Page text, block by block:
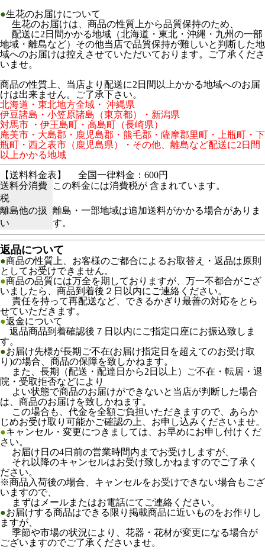
●生花のお届けについて
生花のお届けは、商品の性質上から品質保持のため、
配送に2日間かかる地域（北海道・東北・沖縄・九州の一部
地域・離島など）その他当店で品質保持が難しいと判断した地
域へのお届けは控えさせていただいております。ご了承くださ
いませ。
商品の性質上、当店より配送に2日間以上かかる地域へのお届
けは出来ません。ご了承下さい。
北海道・東北地方全域・ 沖縄県
伊豆諸島・小笠原諸島（東京都）・新潟県
対馬市 ・伊王島町・高島町（長崎県）
庵美市・大島郡・鹿児島郡・熊毛郡・薩摩郡里町・上瓶町・下
瓶町・西之表市（鹿児島県）・その他、離島など配送に2日間
以上かかる地域
【送料料金表】
全国一律料金：600円
送料分消費
税
この料金には消費税が 含まれています。
離島他の扱
い
離島・一部地域は追加送料がかかる場合がありま
す。
返品について
●商品の性質上、お客様のご都合によるお取替え・返品は原則
としてお受けできません。
●商品の品質には万全を期しておりますが、万一不都合がござ
いましたら、商品到着後２日以内にご連絡ください。
責任を持って再配送など、できるかぎり最善の対応をとら
せていただきます。
●返金について
返品商品到着確認後７日以内にご指定口座にお振込致しま
す。
●お届け先様が長期ご不在(お届け指定日を超えてのお受け取
り)の場合、商品の保障を致しかねます。
また、長期（配送・配達日から2日以上）ご不在・転居・退
院・受取拒否などにより
よい状態で商品のお届けができないと当店が判断した場合
は、商品のお届けを致しかねます。
この場合も、代金を全額ご負担いただきますので、あらか
じめお受け取り可能かご確認の上、お申し込みくださいませ。
●キャンセル・変更につきましては、お早めにお申し付けくだ
さい。
お届け日の4日前の営業時間内までお受けしますが、
それ以降のキャンセルはお受け致しかねますのでご了承く
ださい。
※商品入荷後の場合、キャンセルをお受けできない場合もござ
いますので、
まずはメールまたはお電話にてご連絡ください。
●お届けする商品はできる限り掲載商品に近いものをお作りし
ますが、
季節や市場の状況により、花器・花材が変更になる場合が
ございますのでご了承くださいませ。